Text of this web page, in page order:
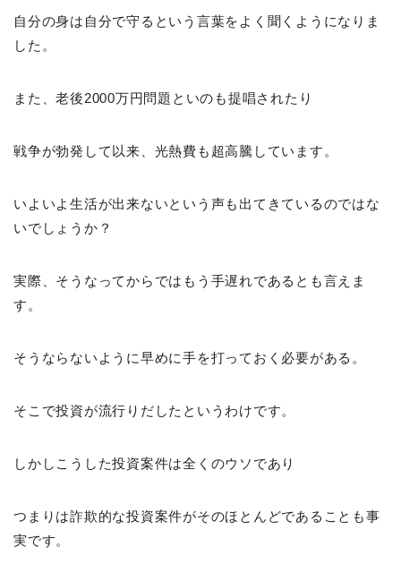
自分の身は自分で守るという言葉をよく聞くようになりま
した。
また、老後2000万円問題といのも提唱されたり
戦争が勃発して以来、光熱費も超高騰しています。
いよいよ生活が出来ないという声も出てきているのではな
いでしょうか？
実際、そうなってからではもう手遅れであるとも言えま
す。
そうならないように早めに手を打っておく必要がある。
そこで投資が流行りだしたというわけです。
しかしこうした投資案件は全くのウソであり
つまりは詐欺的な投資案件がそのほとんどであることも事
実です。